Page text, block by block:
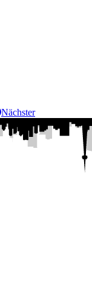
Nächster